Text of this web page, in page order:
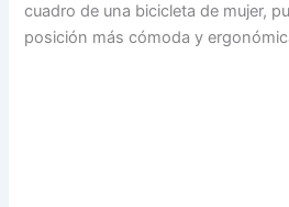
cuadro de una bicicleta de mujer,
posición más cómoda y